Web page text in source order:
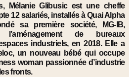
Mélanie Glibusic est une cheffe
12 salariés, installés à Quai Alpha
sa première société, MG-IB,
de bureaux
industriels, en 2018. Elle a
un nouveau bébé qui occupe
woman passionnée d’industrie
fronts.